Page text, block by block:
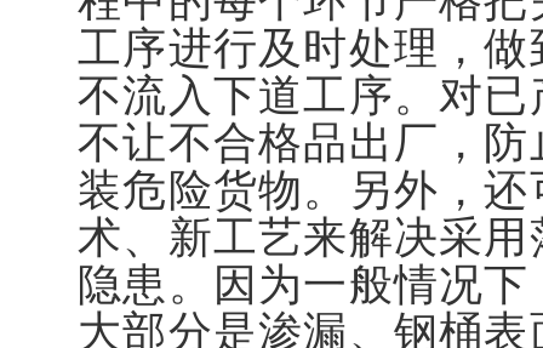
工序进行及时处理，
不流入下道工序。对
不让不合格品出厂，
装危险货物。另外，
术、新工艺来解决采
隐患。因为一般情况
大部分是渗漏、钢桶